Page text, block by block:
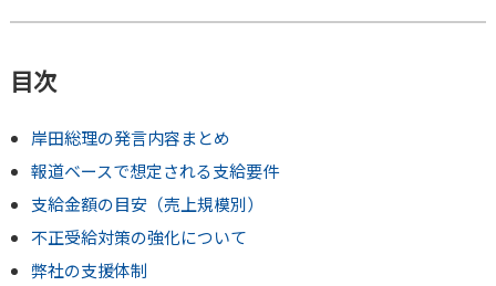
目次
岸田総理の発言内容まとめ
報道ベースで想定される支給要件
支給金額の目安（売上規模別）
不正受給対策の強化について
弊社の支援体制